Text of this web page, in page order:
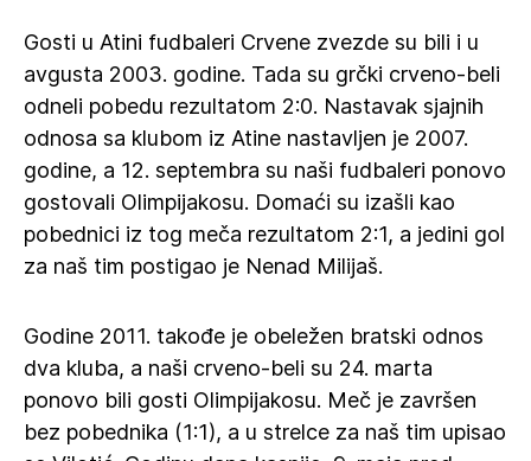
Gosti u Atini fudbaleri Crvene zvezde su bili i u
avgusta 2003. godine. Tada su grčki crveno-beli
odneli pobedu rezultatom 2:0. Nastavak sjajnih
odnosa sa klubom iz Atine nastavljen je 2007.
godine, a 12. septembra su naši fudbaleri ponovo
gostovali Olimpijakosu. Domaći su izašli kao
pobednici iz tog meča rezultatom 2:1, a jedini gol
za naš tim postigao je Nenad Milijaš.
Godine 2011. takođe je obeležen bratski odnos
dva kluba, a naši crveno-beli su 24. marta
ponovo bili gosti Olimpijakosu. Meč je završen
bez pobednika (1:1), a u strelce za naš tim upisao